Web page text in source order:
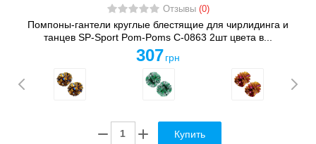
Отзывы (0)
Помпоны-гантели круглые блестящие для чирлидинга и
танцев SP-Sport Pom-Poms C-0863 2шт цвета в...
307 грн
Купить